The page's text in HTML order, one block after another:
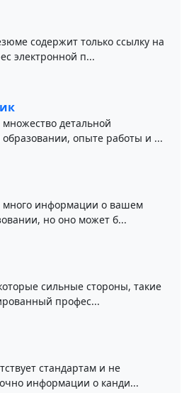
содержит только ссылку на
электронной п...
детальной
опыте работы и ...
много информации о вашем
но оно может б...
сильные стороны, такие
профес...
стандартам и не
информации о канди...